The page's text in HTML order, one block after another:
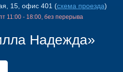
15, офис 401 (схема проезда)
11:00 - 18:00, без перерыва
Надежда»